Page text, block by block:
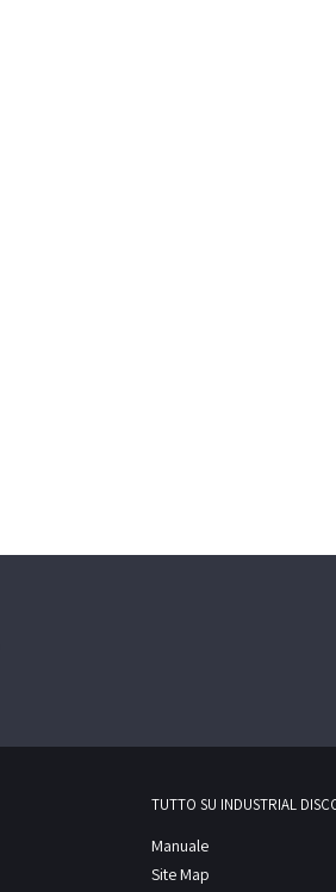
TUTTO SU INDUSTRIAL
Manuale
Site Map